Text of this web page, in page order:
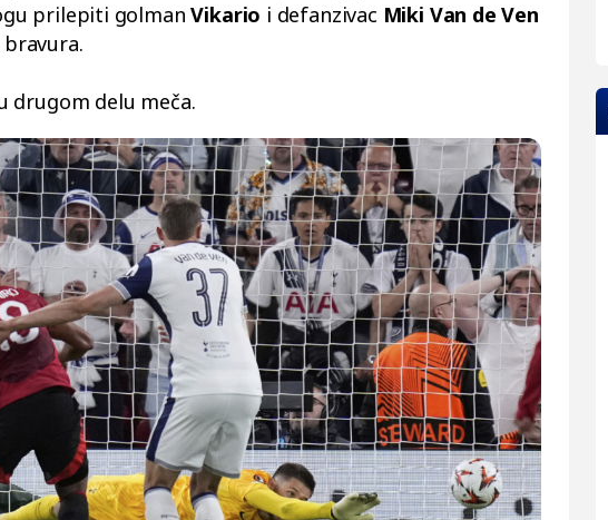
prilepiti golmanVikario i defanzivac Miki Van de Ven
drugom delu meča.